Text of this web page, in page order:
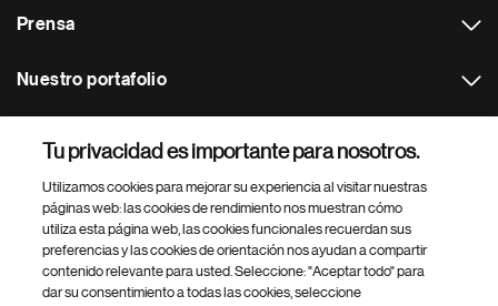
Prensa
Nuestro portafolio
Footer Site Search
Tu privacidad es importante para nosotros.
Utilizamos cookies para mejorar su experiencia al visitar nuestras
páginas web: las cookies de rendimiento nos muestran cómo
utiliza esta página web, las cookies funcionales recuerdan sus
preferencias y las cookies de orientación nos ayudan a compartir
contenido relevante para usted. Seleccione: "Aceptar todo" para
dar su consentimiento a todas las cookies, seleccione